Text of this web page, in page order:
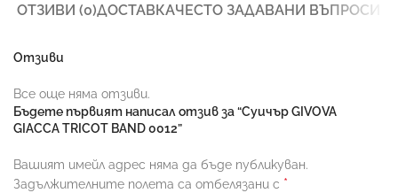
ОТЗИВИ (0)ДОСТАВКАЧЕСТО ЗАДАВАНИ ВЪПРОСИ
Отзиви
Все още няма отзиви.
Бъдете първият написал отзив за “Суичър GIVOVA
GIACCA TRICOT BAND 0012”
Вашият имейл адрес няма да бъде публикуван.
Задължителните полета са отбелязани с *